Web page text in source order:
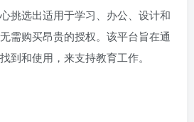
挑选出适用于学习、办公、设计和
需购买昂贵的授权。该平台旨在通
到和使用，来支持教育工作。